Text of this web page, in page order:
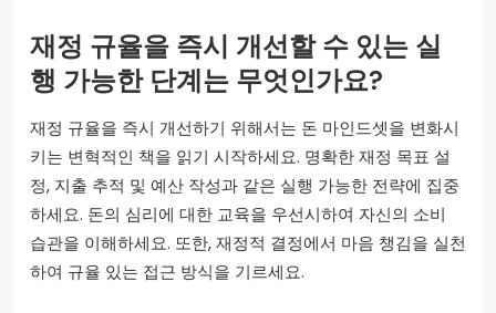
재정 규율을 즉시 개선할 수 있는 실
행 가능한 단계는 무엇인가요?
재정 규율을 즉시 개선하기 위해서는 돈 마인드셋을 변화시
키는 변혁적인 책을 읽기 시작하세요. 명확한 재정 목표 설
정, 지출 추적 및 예산 작성과 같은 실행 가능한 전략에 집중
하세요. 돈의 심리에 대한 교육을 우선시하여 자신의 소비
습관을 이해하세요. 또한, 재정적 결정에서 마음 챙김을 실천
하여 규율 있는 접근 방식을 기르세요.